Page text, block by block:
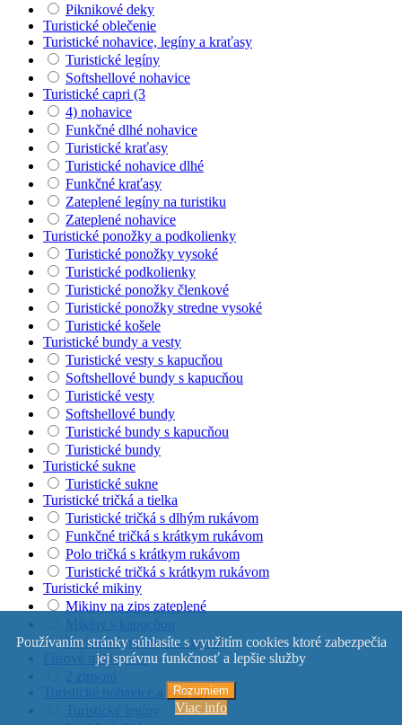
Piknikové deky
Turistické oblečenie
Turistické nohavice, legíny a kraťasy
Turistické legíny
Softshellové nohavice
Turistické capri (3
4) nohavice
Funkčné dlhé nohavice
Turistické kraťasy
Turistické nohavice dlhé
Funkčné kraťasy
Zateplené legíny na turistiku
Zateplené nohavice
Turistické ponožky a podkolienky
Turistické ponožky vysoké
Turistické podkolienky
Turistické ponožky členkové
Turistické ponožky stredne vysoké
Turistické košele
Turistické bundy a vesty
Turistické vesty s kapucňou
Softshellové bundy s kapucňou
Turistické vesty
Softshellové bundy
Turistické bundy s kapucňou
Turistické bundy
Turistické sukne
Turistické sukne
Turistické tričká a tielka
Turistické tričká s dlhým rukávom
Funkčné tričká s krátkym rukávom
Polo tričká s krátkym rukávom
Turistické tričká s krátkym rukávom
Turistické mikiny
Mikiny na zips zateplené
Turistické mikiny so zipsom
Flisové mikiny s 1
Turistické nohavice a kraťasy
Používaním stránky súhlasíte s využitím cookies ktoré zabezpečia
jej správnu funkčnosť a lepšie služby
Rozumiem
Viac info